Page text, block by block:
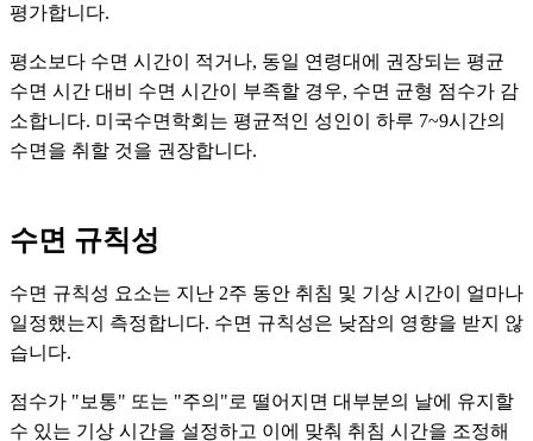
평가합니다.
평소보다 수면 시간이 적거나, 동일 연령대에 권장되는 평균
수면 시간 대비 수면 시간이 부족할 경우, 수면 균형 점수가 감
소합니다. 미국수면학회는 평균적인 성인이 하루 7~9시간의
수면을 취할 것을 권장합니다.
수면 규칙성
수면 규칙성 요소는 지난 2주 동안 취침 및 기상 시간이 얼마나
일정했는지 측정합니다. 수면 규칙성은 낮잠의 영향을 받지 않
습니다.
점수가 "보통" 또는 "주의"로 떨어지면 대부분의 날에 유지할
수 있는 기상 시간을 설정하고 이에 맞춰 취침 시간을 조정해